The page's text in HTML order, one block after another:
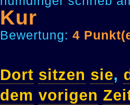
Kur
Bewertung: 4
Dort sitzen sie,
dem vorigen